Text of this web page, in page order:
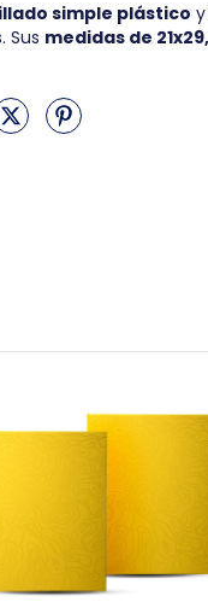
simple plástico
Sus medidas de